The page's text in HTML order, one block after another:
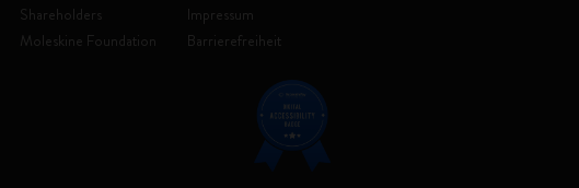
Shareholders
Moleskine Foundation
Impressum
Barrierefreiheit